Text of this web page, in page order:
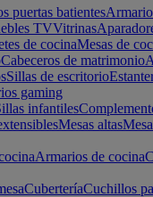
puertas batientes
TVVitrinas
de cocinaMesas de
Cabeceros de matrimonio
Sillas de escritorio
gaming
infantiles
Mesas altas
Armarios de cocina
CuberteríaCuchillos